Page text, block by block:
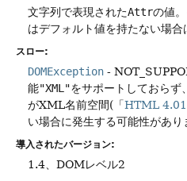
文字列で表現されたAttrの値
はデフォルト値を持たない場合
スロー:
DOMException -
能"XML"をサポートしておらず
がXML名前空間(「HTML 4.01
い場合に発生する可能性があり
導入されたバージョン:
1.4、DOMレベル2